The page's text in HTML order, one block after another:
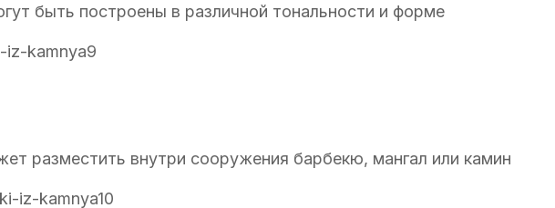
быть построены в различной тональности и форме
разместить внутри сооружения барбекю, мангал или камин